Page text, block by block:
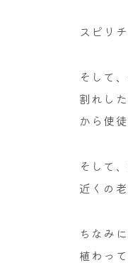
スピリ
そして
割れし
から使
そして
近くの
ちなみ
植わっ